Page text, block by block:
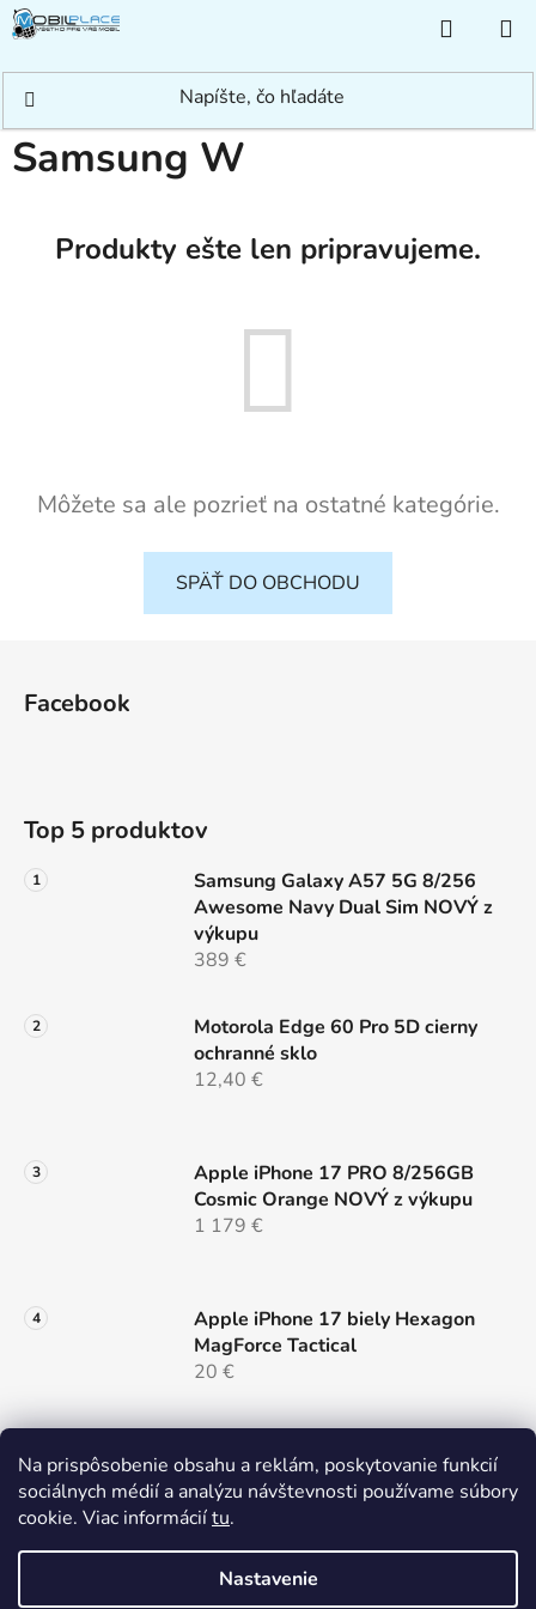
Na prispôsobenie obsahu a reklám, poskytovanie funkcií
sociálnych médií a analýzu návštevnosti používame súbory
cookie. Viac informáciítu.
Nastavenie
Prejsť
na
KOŠÍK
Samsung Iné Samsung
Samsung W
Produkty ešte len pripravujeme.
Môžete sa ale pozrieť na ostatné kategórie.
SPÄŤ DO OBCHODU
Facebook
Top 5 produktov
Samsung Galaxy A57 5G 8/256
Awesome Navy Dual Sim NOVÝ z
výkupu
389 €
Motorola Edge 60 Pro 5D cierny
ochranné sklo
12,40 €
Apple iPhone 17 PRO 8/256GB
Cosmic Orange NOVÝ z výkupu
1 179 €
Apple iPhone 17 biely Hexagon
MagForce Tactical
20 €
Samsung Galaxy S26 ULTRA 5G
12/256 Black Dual Sim NOVÝ z
výkupu
999 €